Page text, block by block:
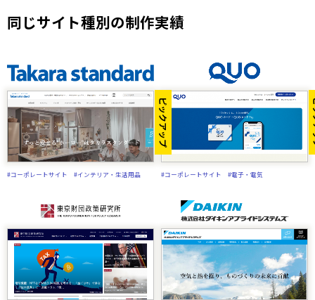
同じサイト種別の制作実績
ピックアップ
#コーポレートサイト #インテリア・生活用品 #コーポレートサイト #電子・電気